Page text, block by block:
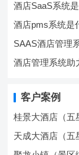
酒店SaaS系统
酒店pms系统是
SAAS酒店管理
酒店管理系统助
客户案例
桂景大酒店（五
天成大酒店（五